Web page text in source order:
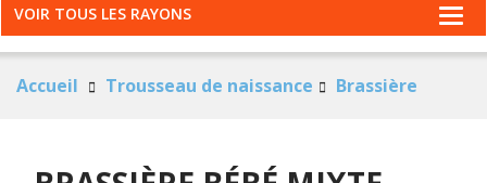
VOIR TOUS LES RAYONS
Accueil Trousseau de naissance Brassière